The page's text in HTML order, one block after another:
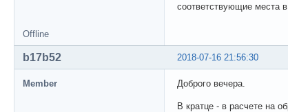
соответствующие места
Offline
2018-07-16 21:56:30
b17b52
Member Доброго вечера.
В кратце - в расчете на